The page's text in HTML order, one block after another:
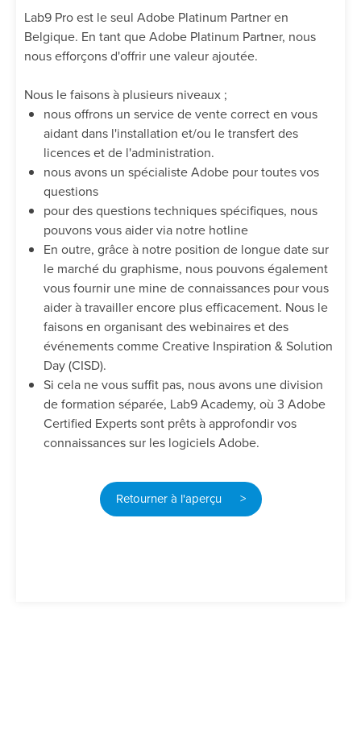
Lab9 Pro est le seul Adobe Platinum Partner en
Belgique. En tant que Adobe Platinum Partner, nous
nous efforçons d'offrir une valeur ajoutée.
Nous le faisons à plusieurs niveaux ;
nous offrons un service de vente correct en vous
aidant dans l'installation et/ou le transfert des
licences et de l'administration.
nous avons un spécialiste Adobe pour toutes vos
questions
pour des questions techniques spécifiques, nous
pouvons vous aider via notre hotline
En outre, grâce à notre position de longue date sur
le marché du graphisme, nous pouvons également
vous fournir une mine de connaissances pour vous
aider à travailler encore plus efficacement. Nous le
faisons en organisant des webinaires et des
événements comme Creative Inspiration & Solution
Day (CISD).
Si cela ne vous suffit pas, nous avons une division
de formation séparée, Lab9 Academy, où 3 Adobe
Certified Experts sont prêts à approfondir vos
connaissances sur les logiciels Adobe.
Retourner à l'aperçu >